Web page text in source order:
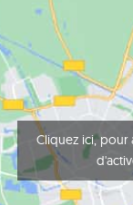
Cliquez ici, pour